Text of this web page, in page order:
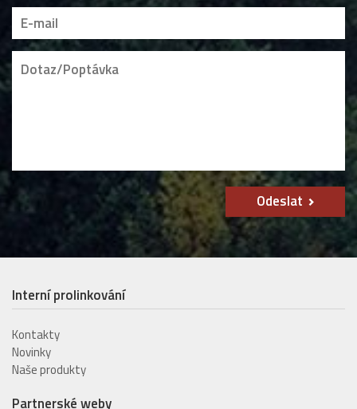
Odeslat
Interní prolinkování
Kontakty
Novinky
Naše produkty
Partnerské weby